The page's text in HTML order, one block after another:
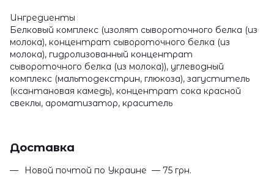
Ингредиенты
Белковый комплекс (изолят сывороточного белка (из
молока), концентрат сывороточного белка (из
молока), гидролизованный концентрат
сывороточного белка (из молока)), углеводный
комплекс (мальтодекстрин, глюкоза), загуститель
(ксантановая камедь), концентрат сока красной
свеклы, ароматизатор, краситель
Доставка
Новой почтой по Украине — 75 грн.